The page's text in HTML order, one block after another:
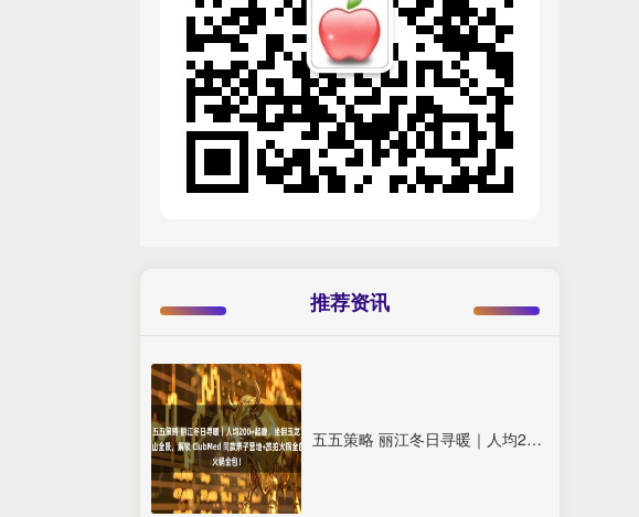
推荐资讯
五五策略 丽江冬日寻暖｜人均200+起晚，坐拥玉龙雪山全景，解锁 ClubMed 同款亲子营地+旅拍火锅全包！